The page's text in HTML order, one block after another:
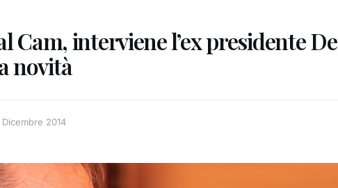
Cam, interviene l’ex presidente De
novità
Dicembre 2014